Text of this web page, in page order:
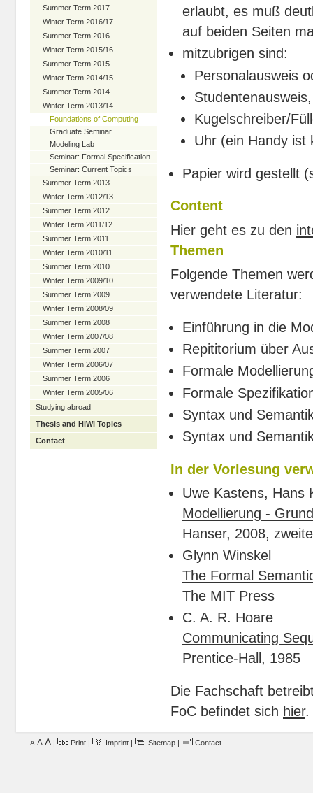
Summer Term 2017
Winter Term 2016/17
Summer Term 2016
Winter Term 2015/16
Summer Term 2015
Winter Term 2014/15
Summer Term 2014
Winter Term 2013/14
Foundations of Computing
Graduate Seminar
Modeling Lab
Seminar: Formal Specification
Seminar: Current Topics
Summer Term 2013
Winter Term 2012/13
Summer Term 2012
Winter Term 2011/12
Summer Term 2011
Winter Term 2010/11
Summer Term 2010
Winter Term 2009/10
Summer Term 2009
Winter Term 2008/09
Summer Term 2008
Winter Term 2007/08
Summer Term 2007
Winter Term 2006/07
Summer Term 2006
Winter Term 2005/06
Studying abroad
Thesis and HiWi Topics
Contact
erlaubt, es muß
auf beiden Seiten
mitzubrigen sind:
Personalausweis
Studentenausweis,
Kugelschreiber/
Uhr (ein Handy ist
Papier wird gestellt
Content
Hier geht es zu den
Themen
Folgende Themen
verwendete Literatur:
Einführung in die
Repititorium über
Formale
Formale
Syntax und
Syntax und
In der Vorlesung
Uwe Kastens, Hans
Modellierung -
Hanser, 2008,
Glynn Winskel
The Formal
The MIT Press
C. A. R. Hoare
Communicating
Prentice-Hall, 1985
Die Fachschaft
FoC befindet sich hier.
A A A | Print | Imprint | Sitemap | Contact